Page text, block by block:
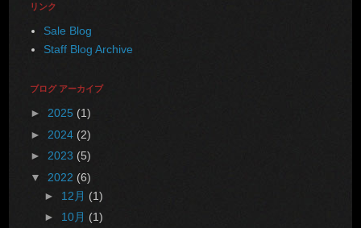
リンク
Sale Blog
Staff Blog Archive
ブログ アーカイブ
► 2025 (1)
► 2024 (2)
► 2023 (5)
▼ 2022 (6)
► 12月 (1)
► 10月 (1)